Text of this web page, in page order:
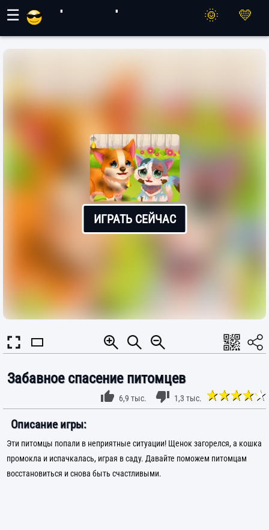
☰
ИГРАТЬ СЕЙЧАС
Забавное спасение питомцев
6,9 тыс. 1,3 тыс.
Описание игры:
Эти питомцы попали в неприятные ситуации! Щенок загорелся, а кошка
промокла и испачкалась, играя в саду. Давайте поможем питомцам
восстановиться и снова быть счастливыми.